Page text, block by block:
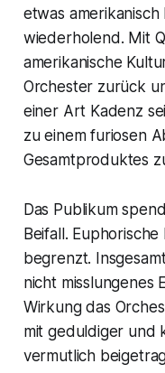
etwas
wiederholend. Mit
amerikanische
Orchester zurück
einer Art Kadenz
zu einem furiosen
Gesamtproduktes
Das Publikum
Beifall.
begrenzt.
nicht misslungenes
Wirkung das
mit geduldiger und
vermutlich